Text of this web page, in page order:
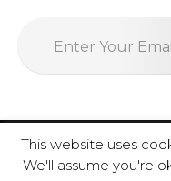
© 2020
This website uses
We'll assume you're